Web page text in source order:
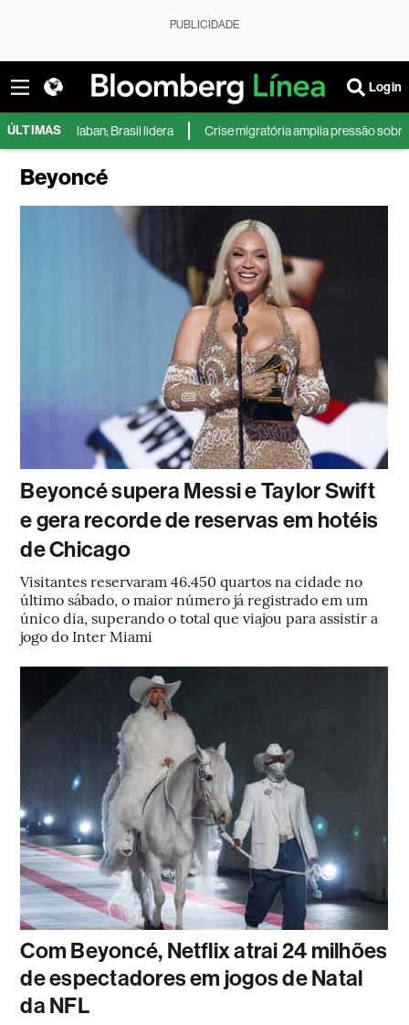
PUBLICIDADE
Login
ÚLTIMAS
Felaban; Brasil lidera Crise migratória amplia pressão sobre premiê
Beyoncé
Beyoncé supera Messi e Taylor Swift
e gera recorde de reservas em hotéis
de Chicago
Visitantes reservaram 46.450 quartos na cidade no
último sábado, o maior número já registrado em um
único dia, superando o total que viajou para assistir a
jogo do Inter Miami
Com Beyoncé, Netflix atrai 24 milhões
de espectadores em jogos de Natal
da NFL